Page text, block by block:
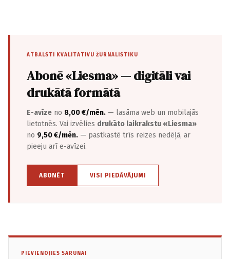
ATBALSTI KVALITATĪVU ŽURNĀLISTIKU
Abonē «Liesma» — digitāli vai
drukātā formātā
E-avīze no 8,00 €/mēn. — lasāma web un mobilajās
lietotnēs. Vai izvēlies drukāto laikrakstu «Liesma»
no 9,50 €/mēn. — pastkastē trīs reizes nedēļā, ar
pieeju arī e-avīzei.
ABONĒT VISI PIEDĀVĀJUMI
PIEVIENOJIES SARUNAI